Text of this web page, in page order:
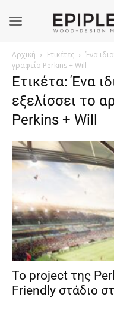
Αρχική Ετικέτες
Ένα
γραφείο Perkins + Will
Ετικέτα: Ένα
εξελίσσει το
Perkins + Will
Το project της
Friendly στάδιο